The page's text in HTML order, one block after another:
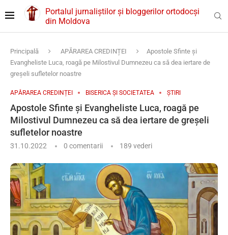
Portalul jurnaliștilor și bloggerilor ortodocși
din Moldova
Principală APĂRAREA CREDINȚEI
Apostole Sfinte şi
Evangheliste Luca, roagă pe Milostivul Dumnezeu ca să dea iertare de
greşeli sufletelor noastre
APĂRAREA CREDINȚEI BISERICA ȘI SOCIETATEA ȘTIRI
Apostole Sfinte şi Evangheliste Luca, roagă pe
Milostivul Dumnezeu ca să dea iertare de greşeli
sufletelor noastre
31.10.2022 0 comentarii 189 vederi